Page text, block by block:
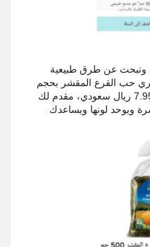
وتبحث عن طرق طبيعية
حب القرع المقشر بحجم
500 جرام بسعر مميز فقط 7.95 ريال سعودي، مقدم لك
ويوحد لونها ويساعدك